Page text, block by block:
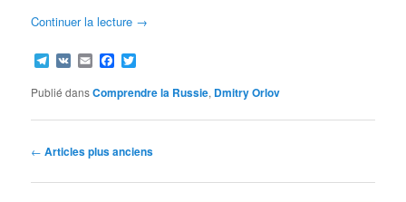
Continuer la lecture →
Telegram
VK EmailFacebook
Publié dansComprendre la Russie, Dmitry Orlov
Navigation
articles
← Articles plus anciens